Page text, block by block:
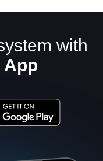
with
App